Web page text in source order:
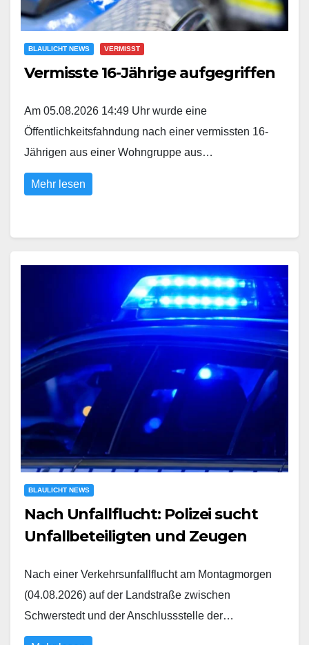
BLAULICHT NEWS VERMISST
Vermisste 16-Jährige aufgegriffen
Am 05.08.2026 14:49 Uhr wurde eine
Öffentlichkeitsfahndung nach einer vermissten 16-
Jährigen aus einer Wohngruppe aus…
Mehr lesen
BLAULICHT NEWS
Nach Unfallflucht: Polizei sucht
Unfallbeteiligten und Zeugen
Nach einer Verkehrsunfallflucht am Montagmorgen
(04.08.2026) auf der Landstraße zwischen
Schwerstedt und der Anschlussstelle der…